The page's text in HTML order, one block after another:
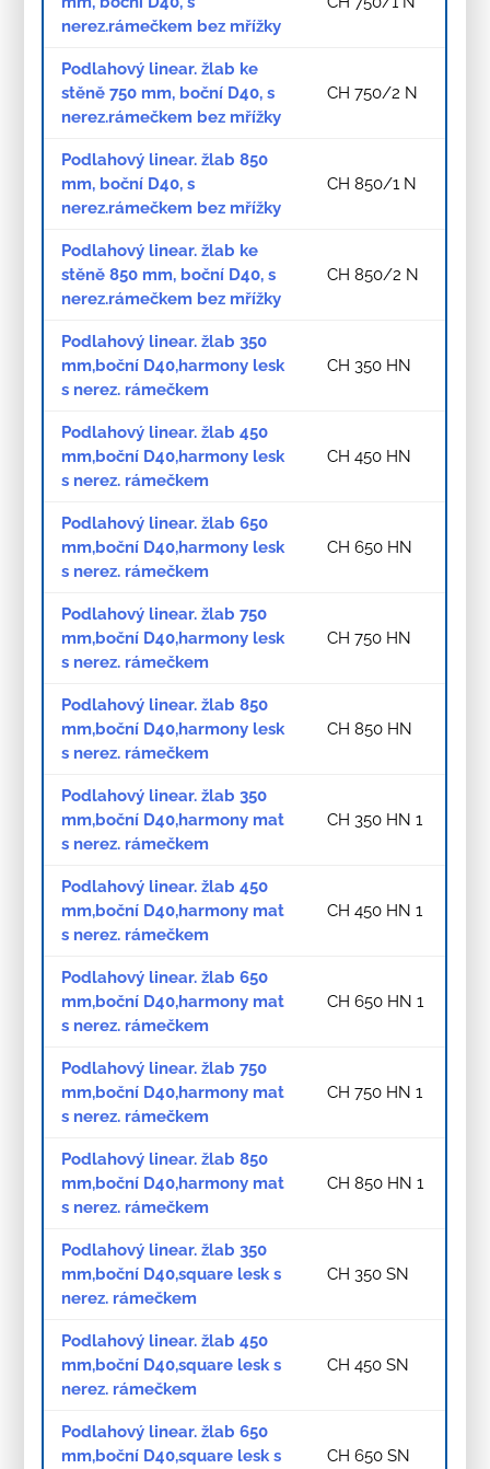
nerez.rámečkem bez mřížky
Podlahový linear. žlab ke
stěně 750 mm, boční D40, s
nerez.rámečkem bez mřížky
CH 750/2 N
Podlahový linear. žlab 850
mm, boční D40, s
nerez.rámečkem bez mřížky
CH 850/1 N
Podlahový linear. žlab ke
stěně 850 mm, boční D40, s
nerez.rámečkem bez mřížky
CH 850/2 N
Podlahový linear. žlab 350
mm,boční D40,harmony lesk
s nerez. rámečkem
CH 350 HN
Podlahový linear. žlab 450
mm,boční D40,harmony lesk
s nerez. rámečkem
CH 450 HN
Podlahový linear. žlab 650
mm,boční D40,harmony lesk
s nerez. rámečkem
CH 650 HN
Podlahový linear. žlab 750
mm,boční D40,harmony lesk
s nerez. rámečkem
CH 750 HN
Podlahový linear. žlab 850
mm,boční D40,harmony lesk
s nerez. rámečkem
CH 850 HN
Podlahový linear. žlab 350
mm,boční D40,harmony mat
s nerez. rámečkem
CH 350 HN 1
Podlahový linear. žlab 450
mm,boční D40,harmony mat
s nerez. rámečkem
CH 450 HN 1
Podlahový linear. žlab 650
mm,boční D40,harmony mat
s nerez. rámečkem
CH 650 HN 1
Podlahový linear. žlab 750
mm,boční D40,harmony mat
s nerez. rámečkem
CH 750 HN 1
Podlahový linear. žlab 850
mm,boční D40,harmony mat
s nerez. rámečkem
CH 850 HN 1
Podlahový linear. žlab 350
mm,boční D40,square lesk s
nerez. rámečkem
CH 350 SN
Podlahový linear. žlab 450
mm,boční D40,square lesk s
nerez. rámečkem
CH 450 SN
Podlahový linear. žlab 650
mm,boční D40,square lesk s
CH 650 SN